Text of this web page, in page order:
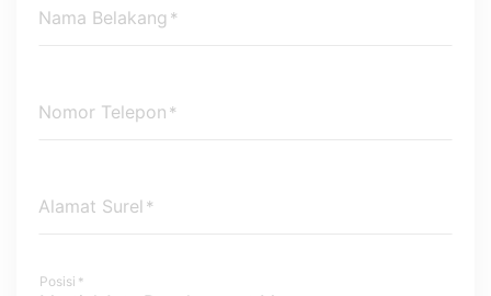
Nama Belakang *
Nomor Telepon *
Alamat Surel *
Posisi *